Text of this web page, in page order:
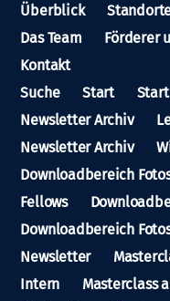
Überblick
Das Team
Förderer
Kontakt
Suche
Start Start
Newsletter Archiv
Newsletter Archiv
Downloadbereich
Fellows
Downloadbereich
Newsletter
Intern
Masterclass